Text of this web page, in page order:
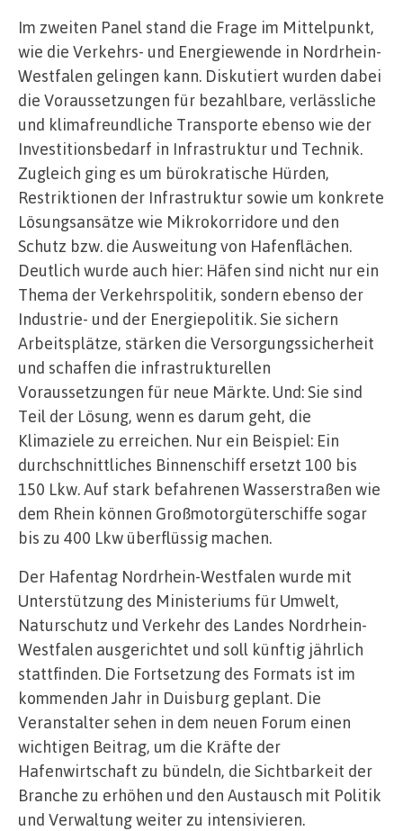
Im zweiten Panel stand die Frage im Mittelpunkt,
wie die Verkehrs- und Energiewende in Nordrhein-
Westfalen gelingen kann. Diskutiert wurden dabei
die Voraussetzungen für bezahlbare, verlässliche
und klimafreundliche Transporte ebenso wie der
Investitionsbedarf in Infrastruktur und Technik.
Zugleich ging es um bürokratische Hürden,
Restriktionen der Infrastruktur sowie um konkrete
Lösungsansätze wie Mikrokorridore und den
Schutz bzw. die Ausweitung von Hafenflächen.
Deutlich wurde auch hier: Häfen sind nicht nur ein
Thema der Verkehrspolitik, sondern ebenso der
Industrie- und der Energiepolitik. Sie sichern
Arbeitsplätze, stärken die Versorgungssicherheit
und schaffen die infrastrukturellen
Voraussetzungen für neue Märkte. Und: Sie sind
Teil der Lösung, wenn es darum geht, die
Klimaziele zu erreichen. Nur ein Beispiel: Ein
durchschnittliches Binnenschiff ersetzt 100 bis
150 Lkw. Auf stark befahrenen Wasserstraßen wie
dem Rhein können Großmotorgüterschiffe sogar
bis zu 400 Lkw überflüssig machen.
Der Hafentag Nordrhein-Westfalen wurde mit
Unterstützung des Ministeriums für Umwelt,
Naturschutz und Verkehr des Landes Nordrhein-
Westfalen ausgerichtet und soll künftig jährlich
stattfinden. Die Fortsetzung des Formats ist im
kommenden Jahr in Duisburg geplant. Die
Veranstalter sehen in dem neuen Forum einen
wichtigen Beitrag, um die Kräfte der
Hafenwirtschaft zu bündeln, die Sichtbarkeit der
Branche zu erhöhen und den Austausch mit Politik
und Verwaltung weiter zu intensivieren.